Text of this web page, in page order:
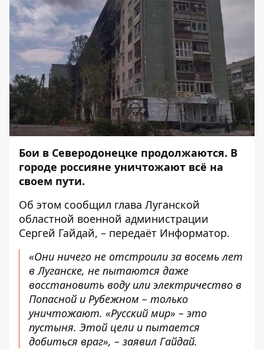
Бои в Северодонецке продолжаются. В
городе россияне уничтожают всё на
своем пути.
Об этом сообщил глава Луганской
областной военной администрации
Сергей Гайдай, – передаёт Информатор.
«Они ничего не отстроили за восемь лет
в Луганске, не пытаются даже
восстановить воду или электричество в
Попасной и Рубежном – только
уничтожают. «Русский мир» – это
пустыня. Этой цели и пытается
добиться враг», – заявил Гайдай.